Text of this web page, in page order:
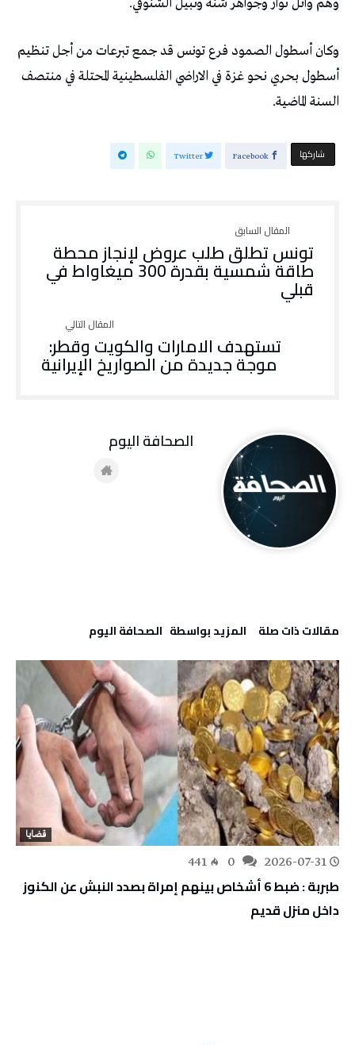
وهم وائل نوار وجواهر شنة ونبيل الشنوفي.
وكان أسطول الصمود فرع تونس قد جمع تبرعات من أجل تنظيم
أسطول بحري نحو غزة في الاراضي الفلسطينية المحتلة في منتصف
السنة الماضية.
‫‫ شاركها‬ Facebook
Twitter
تونس تطلق طلب عروض لإنجاز محطة
طاقة شمسية بقدرة 300 ميغاواط في
قبلي
تستهدف الامارات والكويت وقطر:
موجة جديدة من الصواريخ الإيرانية
‫مقالات ذات صلة‬ ‫‫المزيد بواسطة‬ ‬ ‭ ‬الصحافة‭ ‬اليوم
قضايا
2026-07-31
441
طبربة : ضبط 6 أشخاص بينهم إمراة بصدد النبش عن الكنوز
داخل منزل قديم